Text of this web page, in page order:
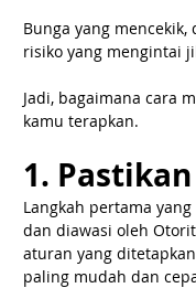
Bunga yang
risiko yang mengintai
Jadi, bagaimana cara
kamu terapkan.
1.
Langkah pertama
dan diawasi oleh
aturan yang
paling mudah dan